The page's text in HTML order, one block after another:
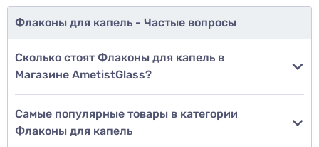
Флаконы для капель - Частые вопросы
Сколько стоят Флаконы для капель в
Магазине AmetistGlass?
Самые популярные товары в категории
Флаконы для капель